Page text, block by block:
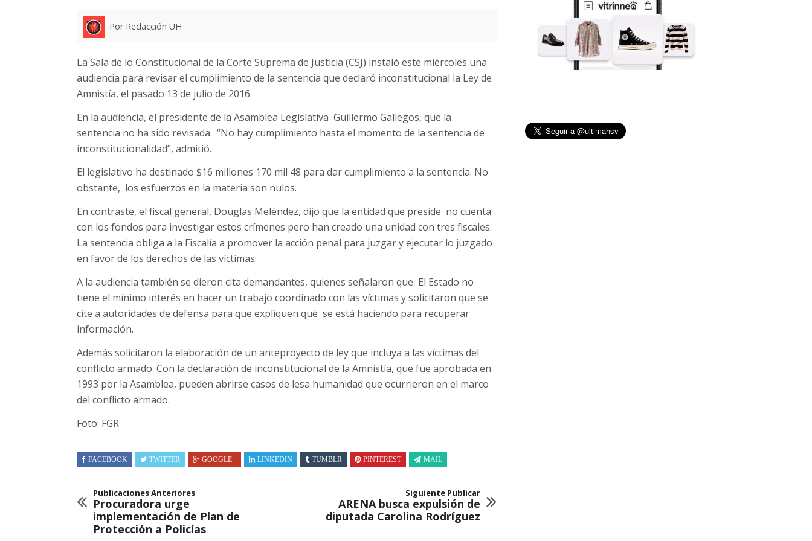
Por Redacción UH
La Sala de lo Constitucional de la Corte Suprema de Justicia (CSJ) instaló este miércoles una
audiencia para revisar el cumplimiento de la sentencia que declaró inconstitucional la Ley de
Amnistía, el pasado 13 de julio de 2016.
En la audiencia, el presidente de la Asamblea Legislativa Guillermo Gallegos, que la
sentencia no ha sido revisada. “No hay cumplimiento hasta el momento de la sentencia de
inconstitucionalidad”, admitió.
El legislativo ha destinado $16 millones 170 mil 48 para dar cumplimiento a la sentencia. No
obstante, los esfuerzos en la materia son nulos.
En contraste, el fiscal general, Douglas Meléndez, dijo que la entidad que preside no cuenta
con los fondos para investigar estos crímenes pero han creado una unidad con tres fiscales.
La sentencia obliga a la Fiscalía a promover la acción penal para juzgar y ejecutar lo juzgado
en favor de los derechos de las víctimas.
A la audiencia también se dieron cita demandantes, quienes señalaron que El Estado no
tiene el mínimo interés en hacer un trabajo coordinado con las víctimas y solicitaron que se
cite a autoridades de defensa para que expliquen qué se está haciendo para recuperar
información.
Además solicitaron la elaboración de un anteproyecto de ley que incluya a las víctimas del
conflicto armado. Con la declaración de inconstitucional de la Amnistía, que fue aprobada en
1993 por la Asamblea, pueden abrirse casos de lesa humanidad que ocurrieron en el marco
del conflicto armado.
Foto: FGR
FACEBOOK TWITTER GOOGLE+ LINKEDIN TUMBLR PINTEREST MAIL
Publicaciones Anteriores
Procuradora urge
implementación de Plan de
Protección a Policías
Siguiente Publicar
ARENA busca expulsión de
diputada Carolina Rodríguez